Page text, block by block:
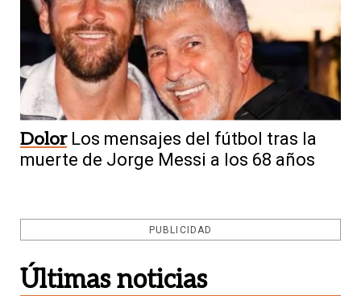
Dolor Los mensajes del fútbol tras la
muerte de Jorge Messi a los 68 años
PUBLICIDAD
Últimas noticias